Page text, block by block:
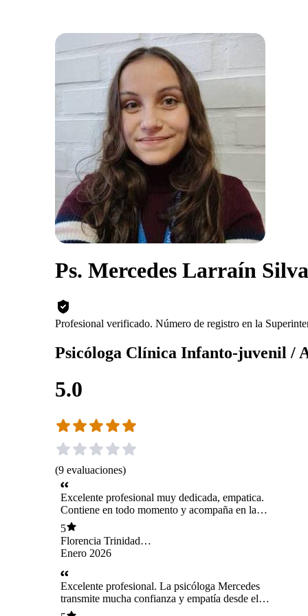
Ps. Mercedes Larraín Silva
Profesional verificado. Número de registro en la
Psicóloga Clínica Infanto-juvenil /
5.0
(9 evaluaciones)
Excelente profesional muy dedicada, empatica.
Contiene en todo momento y acompaña en la
reestructuración cognitiva mostrando las
herramientas de la persona para salir adelante.
5
Florencia Trinidad
Lillo Albarrán
Enero 2026
Excelente profesional. La psicóloga Mercedes
transmite mucha confianza y empatía desde el
primer momento. Me he sentido muy cómoda y